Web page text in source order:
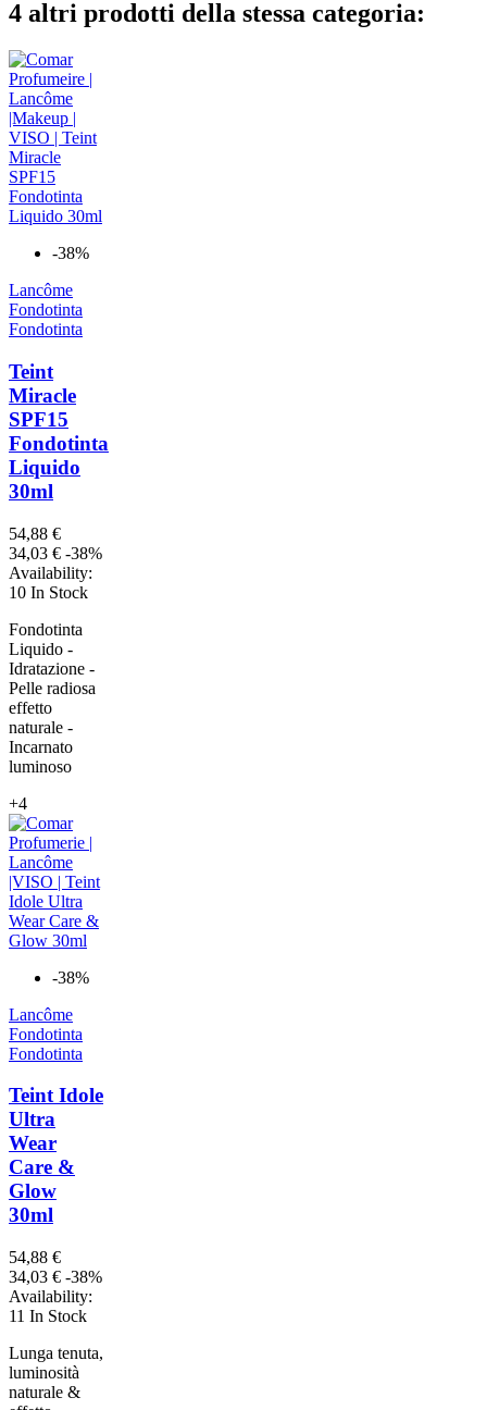
4 altri prodotti della stessa categoria:
-38%
Lancôme
Fondotinta
Fondotinta
Teint
Miracle
SPF15
Fondotinta
Liquido
30ml
54,88 €
34,03 € -38%
Availability:
10 In Stock
Fondotinta
Liquido -
Idratazione -
Pelle radiosa
effetto
naturale -
Incarnato
luminoso
+4
-38%
Lancôme
Fondotinta
Fondotinta
Teint Idole
Ultra
Wear
Care &
Glow
30ml
54,88 €
34,03 € -38%
Availability:
11 In Stock
Lunga tenuta,
luminosità
naturale &